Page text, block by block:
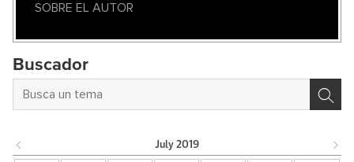
SOBRE EL AUTOR
Buscador
July 2019